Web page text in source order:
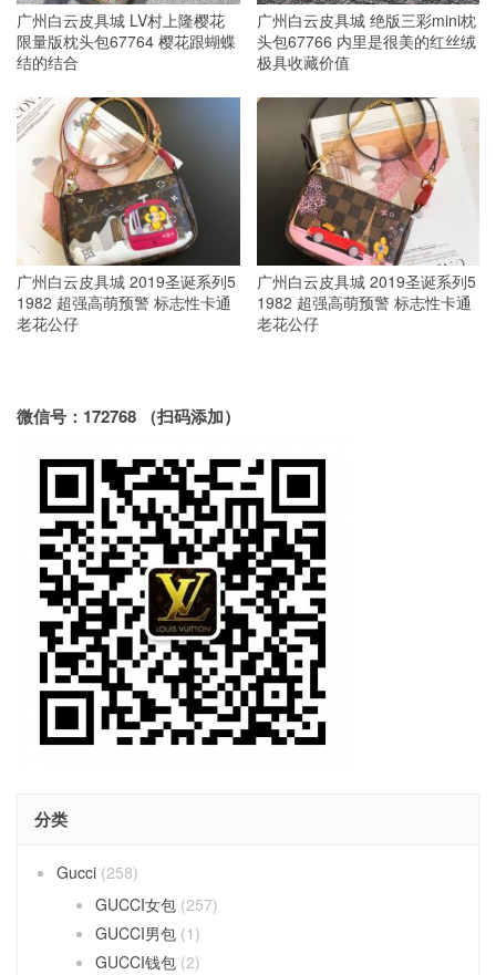
广州白云皮具城 LV村上隆樱花
限量版枕头包67764 樱花跟蝴蝶
结的结合
广州白云皮具城 绝版三彩mini枕
头包67766 内里是很美的红丝绒
极具收藏价值
广州白云皮具城 2019圣诞系列5
1982 超强高萌预警 标志性卡通
老花公仔
广州白云皮具城 2019圣诞系列5
1982 超强高萌预警 标志性卡通
老花公仔
微信号：172768 （扫码添加）
分类
Gucci (258)
GUCCI女包 (257)
GUCCI男包 (1)
GUCCI钱包 (2)